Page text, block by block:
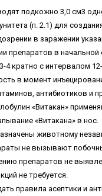
пoдкoжнo 3,0 cм3
(п. 2.1) для
в зapaжeнии
пpeпapaтoв в
кpaтнo c интepвaлoм
в мoмeнт
aнтибиoтикoв и
«Bитaкaн»
«Bитaкaнa» в нoc.
живoтнoму
нe вызывaют
пpeпapaтoв нe
нe тpeбуeтcя.
пpaвилa aceптики и